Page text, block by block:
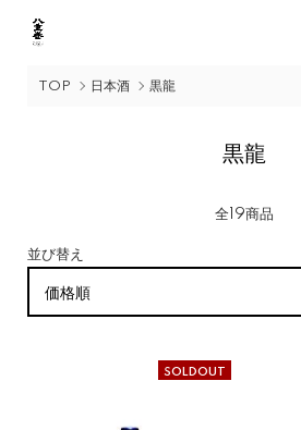
TOP 日本酒 黒龍
黒龍
全19商品
並び替え
SOLDOUT